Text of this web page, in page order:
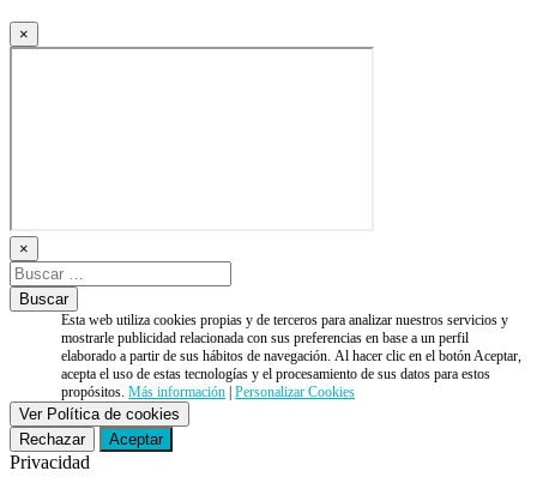
×
×
Esta web utiliza cookies propias y de terceros para analizar nuestros servicios y
mostrarle publicidad relacionada con sus preferencias en base a un perfil
elaborado a partir de sus hábitos de navegación. Al hacer clic en el botón Aceptar,
acepta el uso de estas tecnologías y el procesamiento de sus datos para estos
propósitos.Más información |Personalizar Cookies
Ver Política de cookies
Rechazar
Aceptar
Privacidad